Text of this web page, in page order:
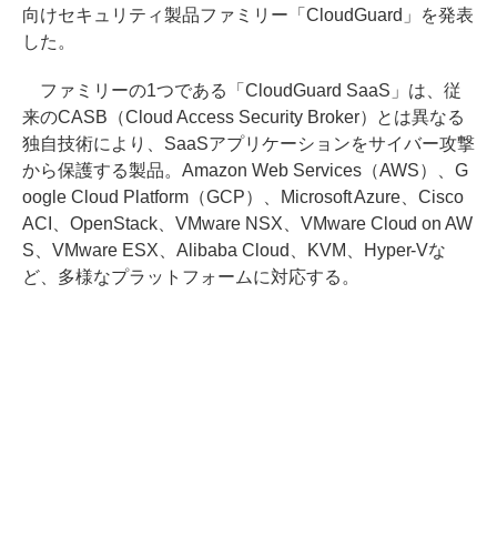
向けセキュリティ製品ファミリー「CloudGuard」を発表
した。
ファミリーの1つである「CloudGuard SaaS」は、従
来のCASB（Cloud Access Security Broker）とは異なる
独自技術により、SaaSアプリケーションをサイバー攻撃
から保護する製品。Amazon Web Services（AWS）、G
oogle Cloud Platform（GCP）、Microsoft Azure、Cisco
ACI、OpenStack、VMware NSX、VMware Cloud on AW
S、VMware ESX、Alibaba Cloud、KVM、Hyper-Vな
ど、多様なプラットフォームに対応する。